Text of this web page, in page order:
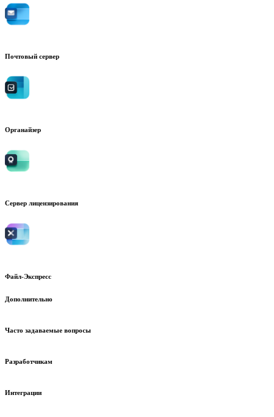
Почтовый сервер
Органайзер
Сервер лицензирования
Файл-Экспресс
Дополнительно
Часто задаваемые вопросы
Разработчикам
Интеграции